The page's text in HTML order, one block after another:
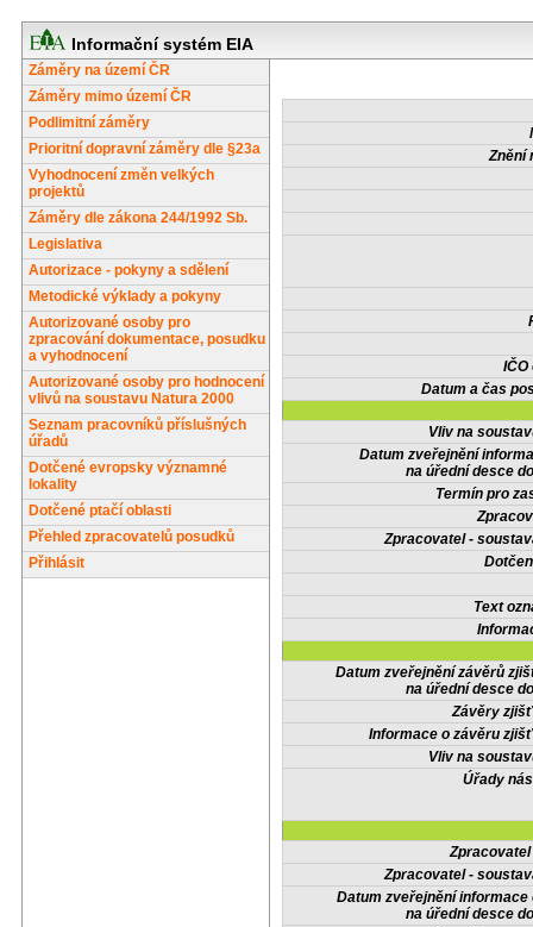
Informační systém EIA
Záměry na území ČR
Záměry mimo území ČR
Podlimitní záměry
Prioritní dopravní záměry dle §23a
Vyhodnocení změn velkých
projektů
Záměry dle zákona 244/1992 Sb.
Legislativa
Autorizace - pokyny a sdělení
Metodické výklady a pokyny
Autorizované osoby pro
zpracování dokumentace, posudku
a vyhodnocení
Autorizované osoby pro hodnocení
vlivů na soustavu Natura 2000
Seznam pracovníků příslušných
úřadů
Dotčené evropsky významné
lokality
Dotčené ptačí oblasti
Přehled zpracovatelů posudků
Přihlásit
Znění
IČO
Datum a čas
Vliv na
Datum zveřejnění
na úřední desce
Termín pro
Zpracovatel -
Text
Datum zveřejnění závěrů
na úřední desce
Závěry
Informace o závěru
Vliv na
Úřady
Zpracovatel -
Datum zveřejnění informace
na úřední desce